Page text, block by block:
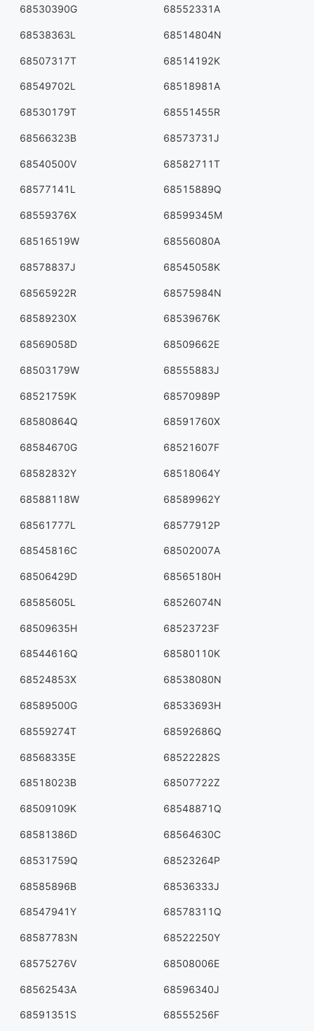
68530390G 68552331A
68538363L 68514804N
68507317T 68514192K
68549702L 68518981A
68530179T 68551455R
68566323B 68573731J
68540500V 68582711T
68577141L 68515889Q
68559376X 68599345M
68516519W 68556080A
68578837J 68545058K
68565922R 68575984N
68589230X 68539676K
68569058D 68509662E
68503179W 68555883J
68521759K 68570989P
68580864Q 68591760X
68584670G 68521607F
68582832Y 68518064Y
68588118W 68589962Y
68561777L 68577912P
68545816C 68502007A
68506429D 68565180H
68585605L 68526074N
68509635H 68523723F
68544616Q 68580110K
68524853X 68538080N
68589500G 68533693H
68559274T 68592686Q
68568335E 68522282S
68518023B 68507722Z
68509109K 68548871Q
68581386D 68564630C
68531759Q 68523264P
68585896B 68536333J
68547941Y 68578311Q
68587783N 68522250Y
68575276V 68508006E
68562543A 68596340J
68591351S 68555256F